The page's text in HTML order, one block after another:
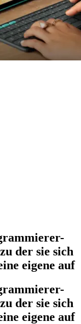
der sie sich
eigene auf
der sie sich
eigene auf